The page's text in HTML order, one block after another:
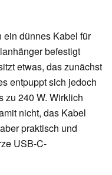
dünnes Kabel für
befestigt
etwas, das zunächst
entpuppt sich jedoch
zu 240 W. Wirklich
nicht, das Kabel
praktisch und
USB-C-